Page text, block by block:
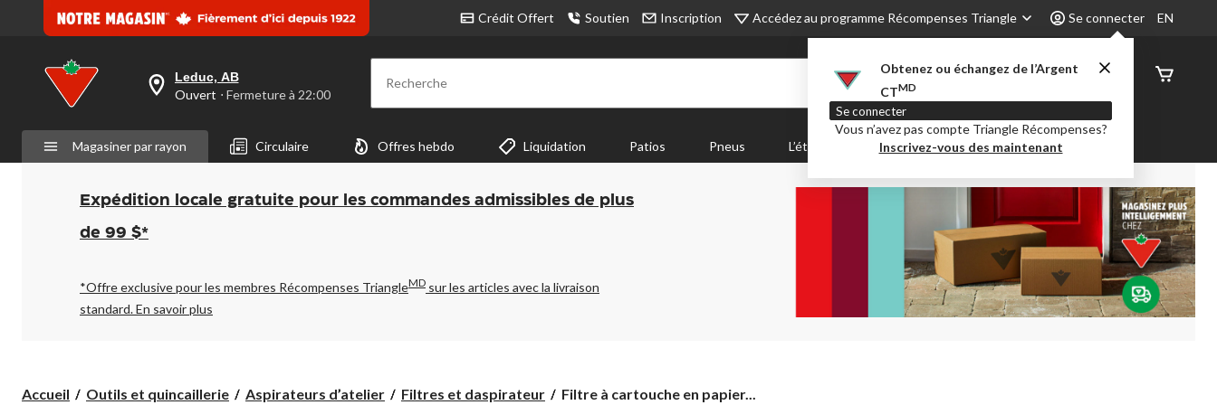
Crédit Offert Soutien Inscription Accédez au programme Récompenses Triangle Se connecter
Obtenez ou échangez de l’Argent
CTMD
Se connecter
Vous n’avez pas compte Triangle Récompenses?
Inscrivez-vous des maintenant
EN
votre
est
Leduc,
AB,
Ouvert,
Fermeture
à
pour
changer
Leduc, AB
Ouvert ⋅ Fermeture à 22:00 Recherche
État de
Magasiner par rayon Circulaire Offres hebdo Liquidation Patios Pneus L’été Party City Centre-auto
Expédition locale gratuite pour les commandes admissibles de plus
de 99 $*
*Offre exclusive pour les membres Récompenses TriangleMD sur les articles avec la livraison
standard.En savoir plus
Accueil Outils et quincaillerie Aspirateurs d’atelier Filtres et daspirateur
Filtre
Filtre à cartouche en papier...